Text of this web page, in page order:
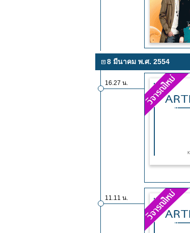
8 มีนาคม พ.ศ. 2554
16.27 น.
11.11 น.